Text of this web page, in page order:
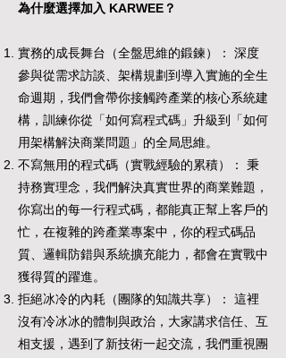
為什麼選擇加入 KARWEE？
實務的成長舞台（全盤思維的鍛鍊）： 深度
參與從需求訪談、架構規劃到導入實施的全生
命週期，我們會帶你接觸跨產業的核心系統建
構，訓練你從「如何寫程式碼」升級到「如何
用架構解決商業問題」的全局思維。
不寫無用的程式碼（實戰經驗的累積）： 秉
持務實理念，我們解決真實世界的商業難題，
你寫出的每一行程式碼，都能真正幫上客戶的
忙，在複雜的跨產業專案中，你的程式碼品
質、邏輯防錯與系統擴充能力，都會在實戰中
獲得質的躍進。
拒絕冰冷的內耗（團隊的知識共享）： 這裡
沒有冷冰冰的體制與政治，大家講求信任、互
相支援，遇到了新技術一起交流，我們重視團